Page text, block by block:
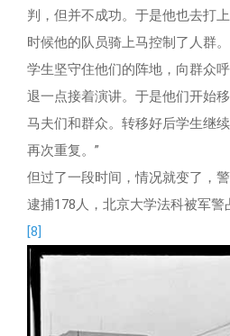
判，但并不成功。于是他也去打
时候他的队员骑上马控制了人群
学生坚守住他们的阵地，向群众
退一点接着演讲。于是他们开始
马夫们和群众。转移好后学生继
再次重复。”
但过了一段时间，情况就变了，
逮捕178人，北京大学法科被军警
[8]